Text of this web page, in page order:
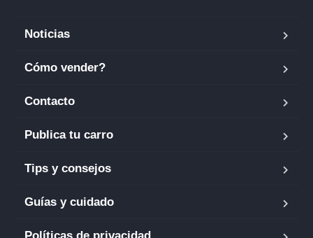
Noticias
Cómo vender?
Contacto
Publica tu carro
Tips y consejos
Guías y cuidado
Políticas de privacidad